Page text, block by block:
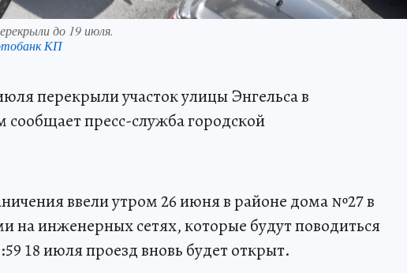
до 19 июля.
КП
перекрыли участок улицы Энгельса в
пресс-служба городской
ввели утром 26 июня в районе дома №27 в
на инженерных сетях, которые будут поводиться
18 июля проезд вновь будет открыт.